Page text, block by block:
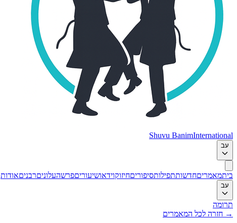
Shuvu BanimInternational
עב
ביתמאמריםחדשותתפילותסיפוריםחיזוקוידאושיעוריםפרשהעלוניםרבניםאודות
עב
תרומה
→ חזרה לכל המאמרים